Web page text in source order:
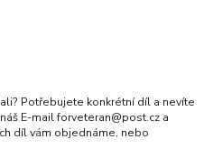
Potřebujete konkrétní díl a nevíte
E-mail forveteran@post.cz a
díl vám objednáme, nebo